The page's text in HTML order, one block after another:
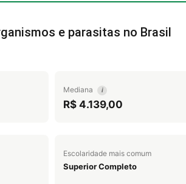
e parasitas no Brasil
Mediana i
R$ 4.139,00
Escolaridade mais comum
Superior Completo